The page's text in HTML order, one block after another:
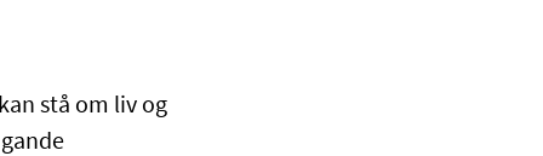
stå om liv og